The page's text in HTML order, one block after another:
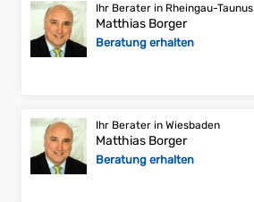
Ihr Berater in Rheingau-Taunus
Matthias Borger
Beratung erhalten
Ihr Berater in Wiesbaden
Matthias Borger
Beratung erhalten